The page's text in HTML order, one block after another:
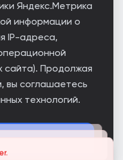
Яндекс.Метрика
информации о
IP-адреса,
сайта). Продолжая
вы соглашаетесь
технологий.